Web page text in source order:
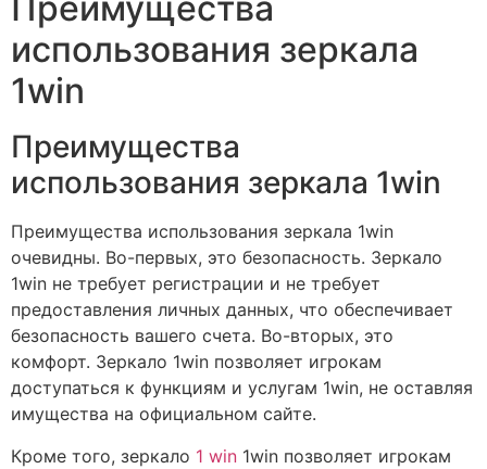
Преимущества
использования зеркала
1win
Преимущества
использования зеркала 1win
Преимущества использования зеркала 1win
очевидны. Во-первых, это безопасность. Зеркало
1win не требует регистрации и не требует
предоставления личных данных, что обеспечивает
безопасность вашего счета. Во-вторых, это
комфорт. Зеркало 1win позволяет игрокам
доступаться к функциям и услугам 1win, не оставляя
имущества на официальном сайте.
Кроме того, зеркало 1 win 1win позволяет игрокам